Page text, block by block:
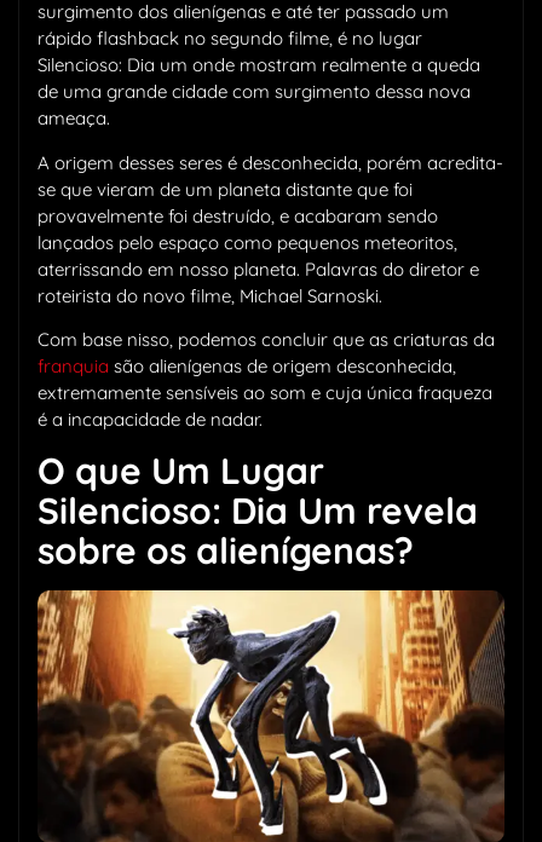
surgimento dos alienígenas e até ter passado um
rápido flashback no segundo filme, é no lugar
Silencioso: Dia um onde mostram realmente a queda
de uma grande cidade com surgimento dessa nova
ameaça.
A origem desses seres é desconhecida, porém acredita-
se que vieram de um planeta distante que foi
provavelmente foi destruído, e acabaram sendo
lançados pelo espaço como pequenos meteoritos,
aterrissando em nosso planeta. Palavras do diretor e
roteirista do novo filme, Michael Sarnoski.
Com base nisso, podemos concluir que as criaturas da
franquia são alienígenas de origem desconhecida,
extremamente sensíveis ao som e cuja única fraqueza
é a incapacidade de nadar.
O que Um Lugar
Silencioso: Dia Um revela
sobre os alienígenas?